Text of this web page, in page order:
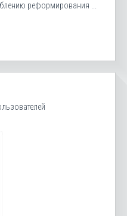
реформирования ...